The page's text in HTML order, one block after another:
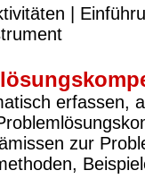
|
erfassen,
zur